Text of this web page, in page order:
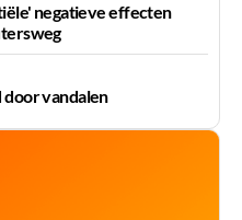
negatieve effecten
door vandalen